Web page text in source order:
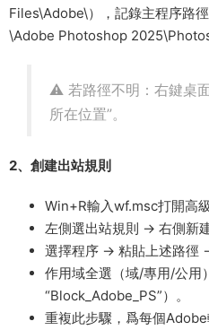
Files\Adobe\），記錄主程序路
\Adobe Photoshop
⚠️ 若路徑不明：右鍵桌
所在位置”。
2、創建出站規則​
Win+R輸入wf.msc打開高
左側選出站規則​ → 右側新
選擇程序​ → 粘貼上述路徑
作用域全選（域/專用/公用
“Block_Adobe_PS”）。
重複此步驟，爲每個